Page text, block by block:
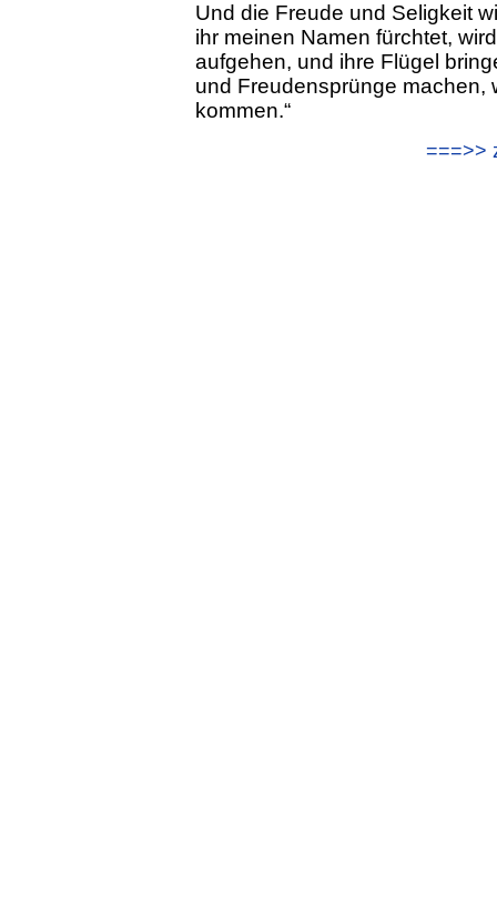
Und die Freude und Seligkeit
ihr meinen Namen fürchtet,
aufgehen, und ihre Flügel
und Freudensprünge machen,
kommen.“
===>>